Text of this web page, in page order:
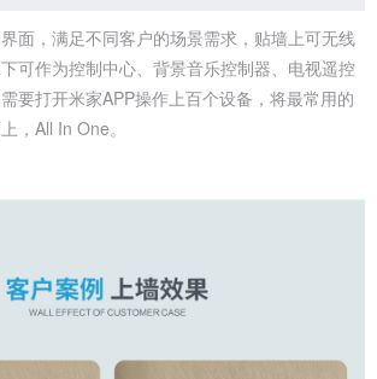
面，满足不同客户的场景需求，贴墙上可无线
可作为控制中心、背景音乐控制器、电视遥控
要打开米家APP操作上百个设备，将最常用的
，All In One。